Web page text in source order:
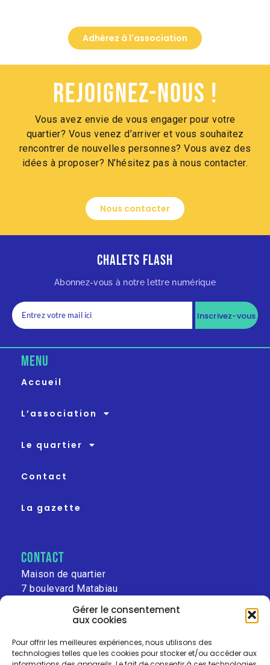
Gérer le consentement
aux cookies
Pour offrir les meilleures expériences, nous utilisons des
technologies telles que les cookies pour stocker et/ou accéder aux
Adhèrez à l'association
Rejoignez-nous !
Vous avez envie de vous engager pour votre
quartier? Vous venez d’arriver et vous souhaitez
rencontrer de nouvelles personnes? Vous avez des
idées à proposer? N’hésitez pas à nous contacter.
Nous contacter
Chalets Flash
Abonnez-vous à notre lettre numérique
Inscrivez-vous
MENU
Accueil
L’association
Le quartier
Contact
La gazette
contact
Maison de quartier
7 boulevard Matabiau
31000 Toulouse